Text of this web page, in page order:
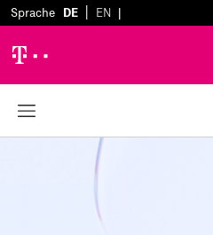
Sprache DE EN |